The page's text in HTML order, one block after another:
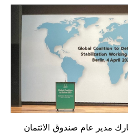
مدير عام صندوق الائتمان